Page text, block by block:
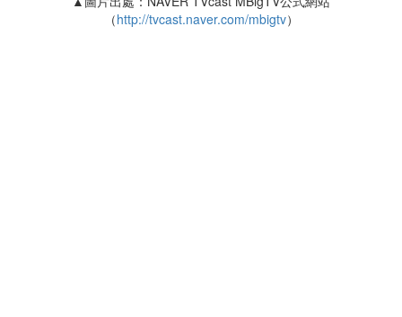
（http://tvcast.naver.com/mbigtv）